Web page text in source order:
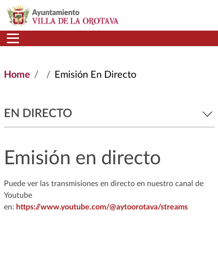
Skip to main content
Home Emisión En Directo
EN DIRECTO
Emisión en directo
Puede ver las transmisiones en directo en nuestro canal de
Youtube
en: https://www.youtube.com/@aytoorotava/streams